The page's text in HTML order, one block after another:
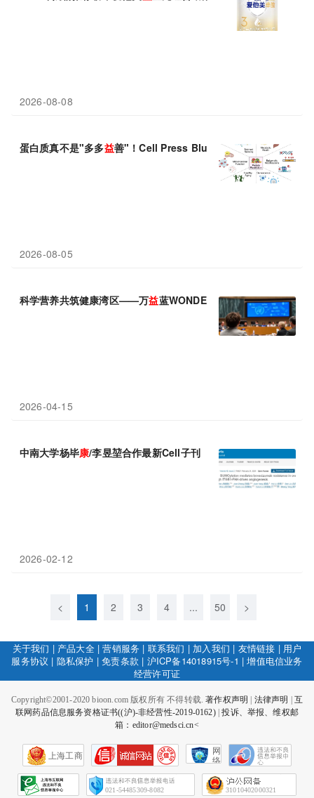
2026-08-08
蛋白质真不是"多多益善"！Cell Press Blue：适度限蛋白，反而
2026-08-05
科学营养共筑健康湾区——万益蓝WONDERLAB第二届大湾区健
2026-04-15
中南大学杨毕康/李昱堃合作最新Cell子刊
2026-02-12
< 1 2 3 4 ... 50 >
关于我们 | 产品大全|营销服务 | 联系我们 | 加入我们 | 友情链接 | 用户
服务协议 | 隐私保护 |免责条款 | 沪ICP备14018915号-1 |增值电信业务
经营许可证
Copyright©2001-2020 bioon.com 版权所有 不得转载.著作权声明 法律声明
互
联网药品信息服务资格证书((沪)-非经营性-2019-0162)|投诉、举报、维权邮
箱：editor@medsci.cn<
上海工商
网
络
会
征
021-54485309-8082 31010402000321